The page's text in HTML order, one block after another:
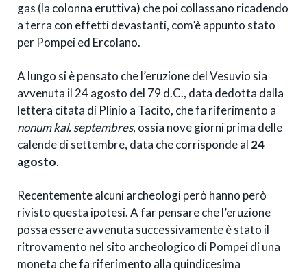
gas (la colonna eruttiva) che poi collassano ricadendo
a terra con effetti devastanti, com’è appunto stato
per Pompei ed Ercolano.
A lungo si è pensato che l’eruzione del Vesuvio sia
avvenuta il 24 agosto del 79 d.C., data dedotta dalla
lettera citata di Plinio a Tacito, che fa riferimento a
nonum kal. septembres, ossia nove giorni prima delle
calende di settembre, data che corrisponde al 24
agosto.
Recentemente alcuni archeologi però hanno però
rivisto questa ipotesi. A far pensare che l’eruzione
possa essere avvenuta successivamente è stato il
ritrovamento nel sito archeologico di Pompei di una
moneta che fa riferimento alla quindicesima